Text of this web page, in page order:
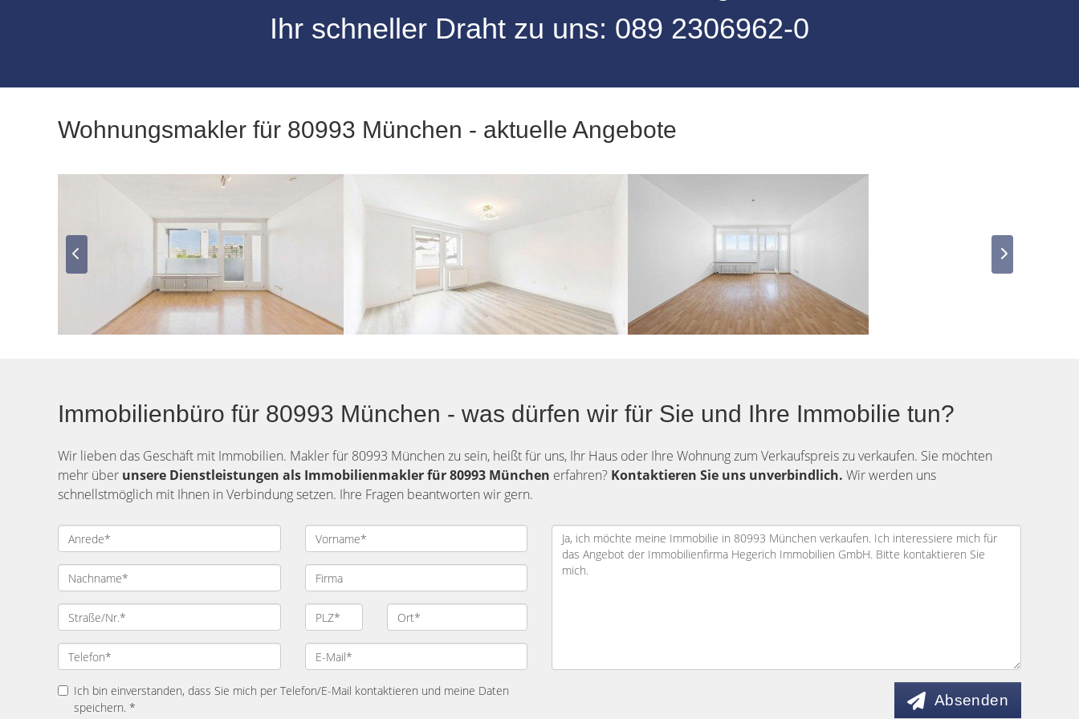
Ihr schneller Draht zu uns: 089 2306962-0
Wohnungsmakler für 80993 München - aktuelle Angebote
Immobilienbüro für 80993 München - was dürfen wir für Sie und Ihre Immobilie tun?
Wir lieben das Geschäft mit Immobilien. Makler für 80993 München zu sein, heißt für uns, Ihr Haus oder Ihre Wohnung zum Verkaufspreis zu verkaufen. Sie möchten
mehr über unsere Dienstleistungen als Immobilienmakler für 80993 München erfahren? Kontaktieren Sie uns unverbindlich. Wir werden uns
schnellstmöglich mit Ihnen in Verbindung setzen. Ihre Fragen beantworten wir gern.
Ich bin einverstanden, dass Sie mich per Telefon/E-Mail kontaktieren und meine Daten
speichern. *
Absenden